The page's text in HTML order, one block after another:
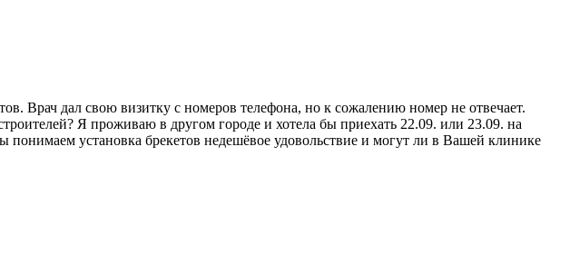
Врач дал свою визитку с номеров телефона, но к сожалению номер не отвечает.
Я проживаю в другом городе и хотела бы приехать 22.09. или 23.09. на
установка брекетов недешёвое удовольствие и могут ли в Вашей клинике